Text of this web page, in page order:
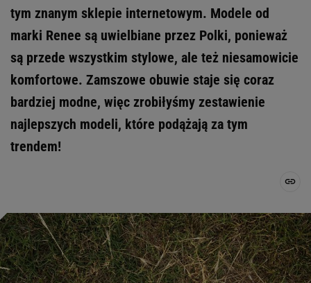
tym znanym sklepie internetowym. Modele od
marki Renee są uwielbiane przez Polki, ponieważ
są przede wszystkim stylowe, ale też niesamowicie
komfortowe. Zamszowe obuwie staje się coraz
bardziej modne, więc zrobiłyśmy zestawienie
najlepszych modeli, które podążają za tym
trendem!